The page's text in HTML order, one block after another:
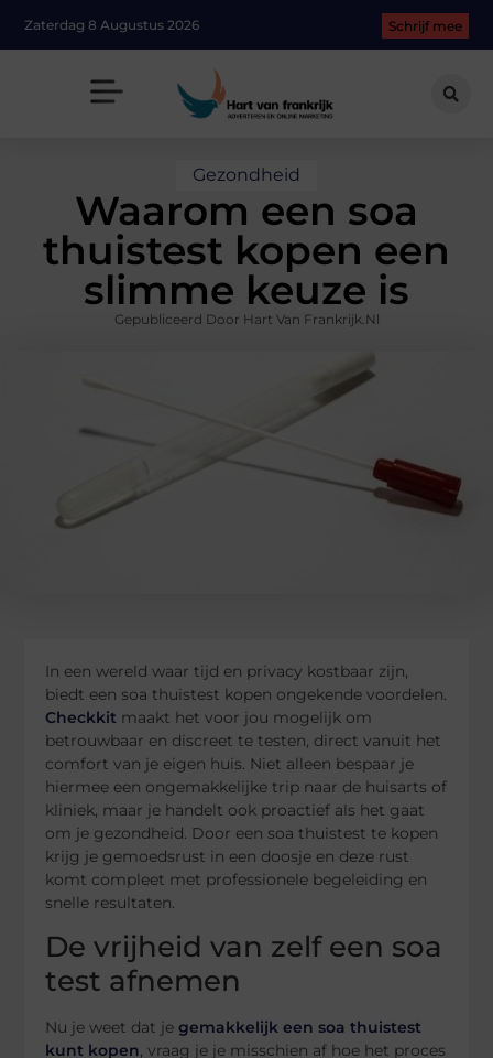
Zaterdag 8 Augustus 2026 Schrijf mee
Gezondheid
Waarom een soa
thuistest kopen een
slimme keuze is
Gepubliceerd Door Hart Van Frankrijk.nl
In een wereld waar tijd en privacy kostbaar zijn,
biedt een soa thuistest kopen ongekende voordelen.
Checkkit maakt het voor jou mogelijk om
betrouwbaar en discreet te testen, direct vanuit het
comfort van je eigen huis. Niet alleen bespaar je
hiermee een ongemakkelijke trip naar de huisarts of
kliniek, maar je handelt ook proactief als het gaat
om je gezondheid. Door een soa thuistest te kopen
krijg je gemoedsrust in een doosje en deze rust
komt compleet met professionele begeleiding en
snelle resultaten.
De vrijheid van zelf een soa
test afnemen
Nu je weet dat jegemakkelijk een soa thuistest
kunt kopen, vraag je je misschien af hoe het proces